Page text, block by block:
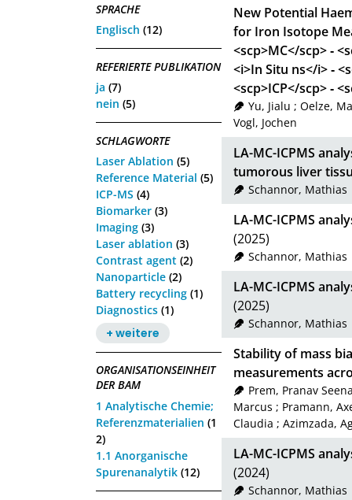
SPRACHE
Englisch (12)
REFERIERTE PUBLIKATION
ja (7)
nein (5)
SCHLAGWORTE
Laser Ablation (5)
Reference Material (5)
ICP-MS (4)
Biomarker (3)
Imaging (3)
Laser ablation (3)
Contrast agent (2)
Nanoparticle (2)
Battery recycling (1)
Diagnostics (1)
+ weitere
ORGANISATIONSEINHEIT
DER BAM
1 Analytische Chemie;
Referenzmaterialien (1
2)
1.1 Anorganische
Spurenanalytik (12)
New Potential
for Iron Isotope
<scp>MC</scp> ‐
<i>In Situ ns</i> ‐
<scp>ICP</scp> ‐
Yu, Jialu ; Oelze,
Vogl, Jochen
LA-MC-ICPMS
tumorous liver
Schannor, Mathias
LA-MC-ICPMS
(2025)
Schannor, Mathias
LA-MC-ICPMS
(2025)
Schannor, Mathias
Stability of mass
measurements
Prem, Pranav
Marcus ; Pramann,
Claudia ; Azimzada,
LA-MC-ICPMS
(2024)
Schannor, Mathias